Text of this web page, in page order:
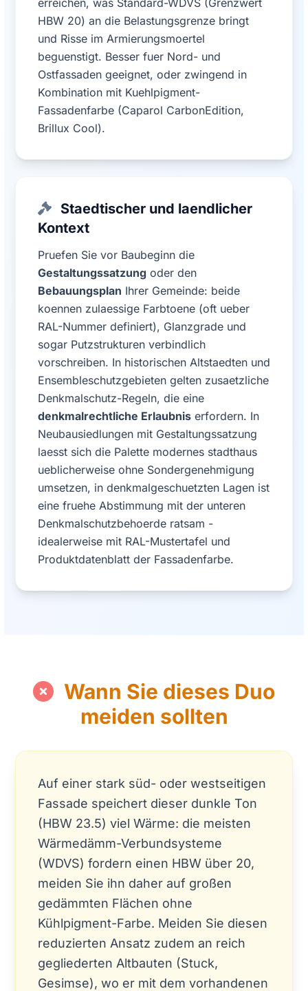
HBW 20) an die Belastungsgrenze bringt
und Risse im Armierungsmoertel
beguenstigt. Besser fuer Nord- und
Ostfassaden geeignet, oder zwingend in
Kombination mit Kuehlpigment-
Fassadenfarbe (Caparol CarbonEdition,
Brillux Cool).
Staedtischer und laendlicher
Kontext
Pruefen Sie vor Baubeginn die
Gestaltungssatzung oder den
Bebauungsplan Ihrer Gemeinde: beide
koennen zulaessige Farbtoene (oft ueber
RAL-Nummer definiert), Glanzgrade und
sogar Putzstrukturen verbindlich
vorschreiben. In historischen Altstaedten und
Ensembleschutzgebieten gelten zusaetzliche
Denkmalschutz-Regeln, die eine
denkmalrechtliche Erlaubnis erfordern. In
Neubausiedlungen mit Gestaltungssatzung
laesst sich die Palette modernes stadthaus
ueblicherweise ohne Sondergenehmigung
umsetzen, in denkmalgeschuetzten Lagen ist
eine fruehe Abstimmung mit der unteren
Denkmalschutzbehoerde ratsam -
idealerweise mit RAL-Mustertafel und
Produktdatenblatt der Fassadenfarbe.
Wann Sie dieses Duo
meiden sollten
Auf einer stark süd- oder westseitigen
Fassade speichert dieser dunkle Ton
(HBW 23.5) viel Wärme: die meisten
Wärmedämm-Verbundsysteme
(WDVS) fordern einen HBW über 20,
meiden Sie ihn daher auf großen
gedämmten Flächen ohne
Kühlpigment-Farbe. Meiden Sie diesen
reduzierten Ansatz zudem an reich
gegliederten Altbauten (Stuck,
Gesimse), wo er mit dem vorhandenen